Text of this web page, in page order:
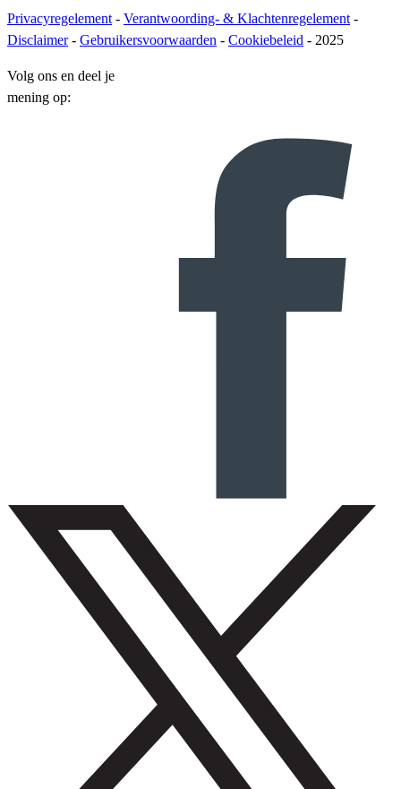
Privacyregelement - Verantwoording- & Klachtenregelement -
Disclaimer- Gebruikersvoorwaarden - Cookiebeleid - 2025
Volg ons en deel je
mening op: